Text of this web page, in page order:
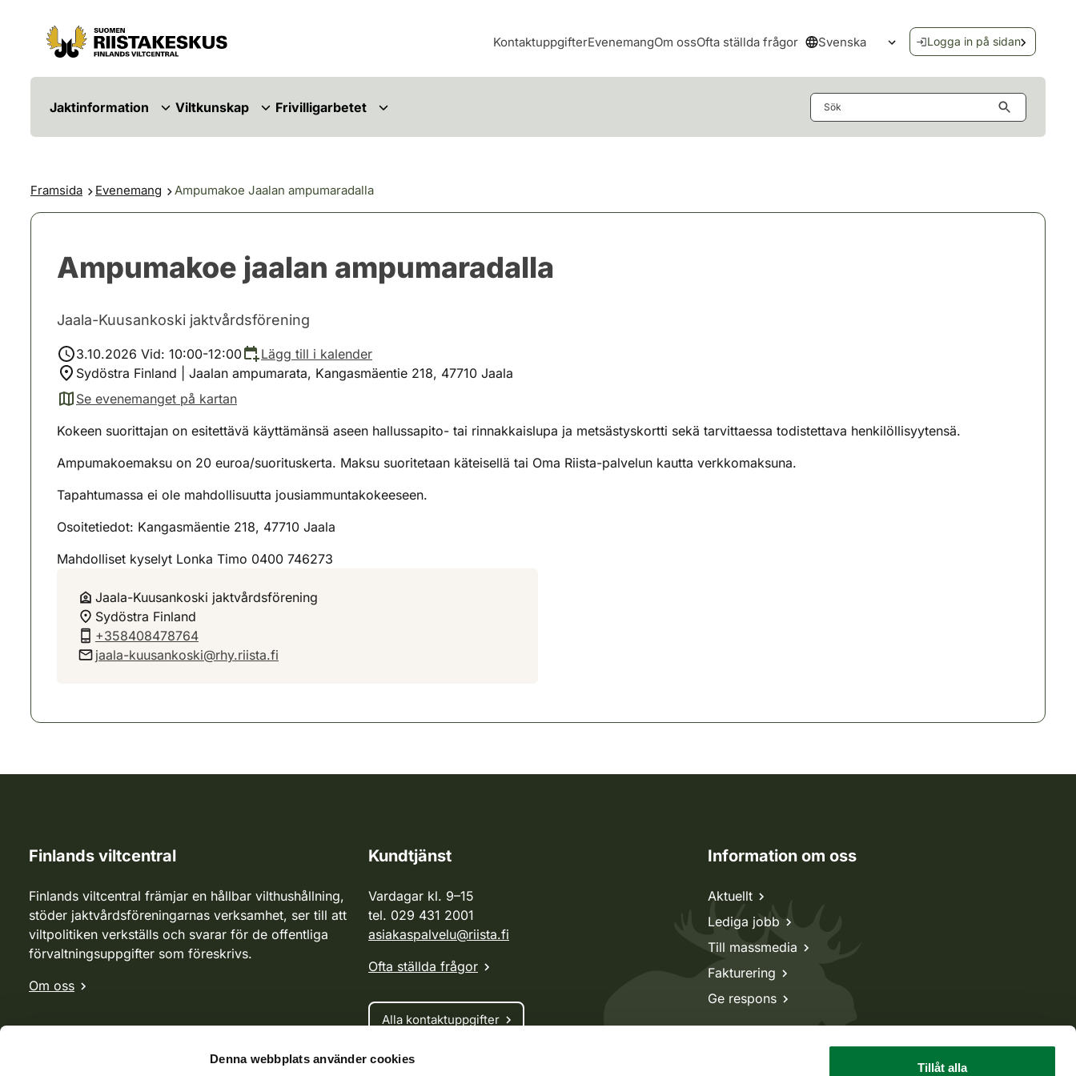
Denna webbplats använder cookies
Tillåt alla
Hoppa till innehåll
Gå till webbplatskartan
KontaktuppgifterEvenemangOm ossOfta ställda frågor Svenska
Öppna språkmenyn
Logga in på sidan
Jaktinformation Viltkunskap Frivilligarbetet
Framsida Evenemang Ampumakoe Jaalan ampumaradalla
Ampumakoe jaalan ampumaradalla
Jaala-Kuusankoski jaktvårdsförening
3.10.2026 Vid: 10:00-12:00
Lägg till i kalender
Sydöstra Finland | Jaalan ampumarata, Kangasmäentie 218, 47710 Jaala
Se evenemanget på kartan
(avautuu uuteen välilehteen)
Kokeen suorittajan on esitettävä käyttämänsä aseen hallussapito- tai rinnakkaislupa ja metsästyskortti sekä tarvittaessa todistettava henkilöllisyytensä.
Ampumakoemaksu on 20 euroa/suorituskerta. Maksu suoritetaan käteisellä tai Oma Riista-palvelun kautta verkkomaksuna.
Tapahtumassa ei ole mahdollisuutta jousiammuntakokeeseen.
Osoitetiedot: Kangasmäentie 218, 47710 Jaala
Mahdolliset kyselyt Lonka Timo 0400 746273
Jaala-Kuusankoski jaktvårdsförening
Sydöstra Finland
+358408478764
jaala-kuusankoski@rhy.riista.fi
Finlands viltcentral
Finlands viltcentral främjar en hållbar vilthushållning,
stöder jaktvårdsföreningarnas verksamhet, ser till att
viltpolitiken verkställs och svarar för de offentliga
förvaltningsuppgifter som föreskrivs.
Om oss
Kundtjänst
Vardagar kl. 9–15
tel. 029 431 2001
asiakaspalvelu@riista.fi
Ofta ställda frågor
Alla kontaktuppgifter
Jaktkort
Information om oss
Aktuellt
Lediga jobb
Till massmedia
Fakturering
Ge respons